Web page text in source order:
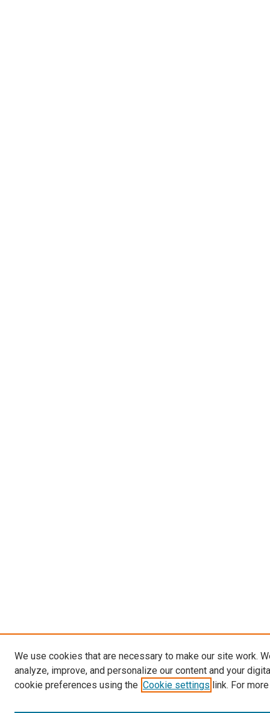
We use cookies that are necessary to make our site work.
analyze, improve, and personalize our content and your
cookie preferences using the Cookie settings link. For